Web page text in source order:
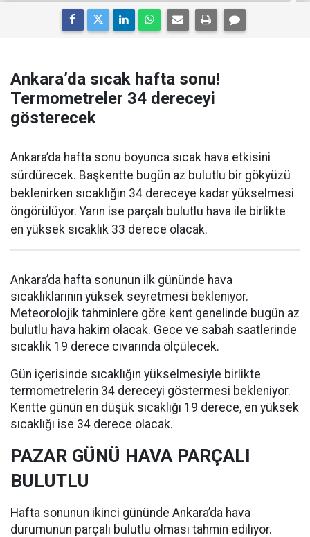
Ankara’da sıcak hafta sonu!
Termometreler 34 dereceyi
gösterecek
Ankara’da hafta sonu boyunca sıcak hava etkisini
sürdürecek. Başkentte bugün az bulutlu bir gökyüzü
beklenirken sıcaklığın 34 dereceye kadar yükselmesi
öngörülüyor. Yarın ise parçalı bulutlu hava ile birlikte
en yüksek sıcaklık 33 derece olacak.
Ankara’da hafta sonunun ilk gününde hava
sıcaklıklarının yüksek seyretmesi bekleniyor.
Meteorolojik tahminlere göre kent genelinde bugün az
bulutlu hava hakim olacak. Gece ve sabah saatlerinde
sıcaklık 19 derece civarında ölçülecek.
Gün içerisinde sıcaklığın yükselmesiyle birlikte
termometrelerin 34 dereceyi göstermesi bekleniyor.
Kentte günün en düşük sıcaklığı 19 derece, en yüksek
sıcaklığı ise 34 derece olacak.
PAZAR GÜNÜ HAVA PARÇALI
BULUTLU
Hafta sonunun ikinci gününde Ankara’da hava
durumunun parçalı bulutlu olması tahmin ediliyor.